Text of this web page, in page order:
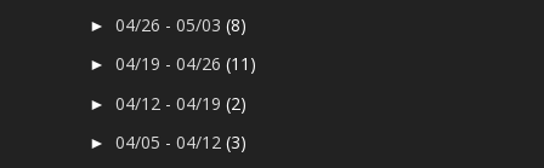
►04/26 - 05/03(8)
►04/19 - 04/26(11)
►04/12 - 04/19(2)
►04/05 - 04/12(3)